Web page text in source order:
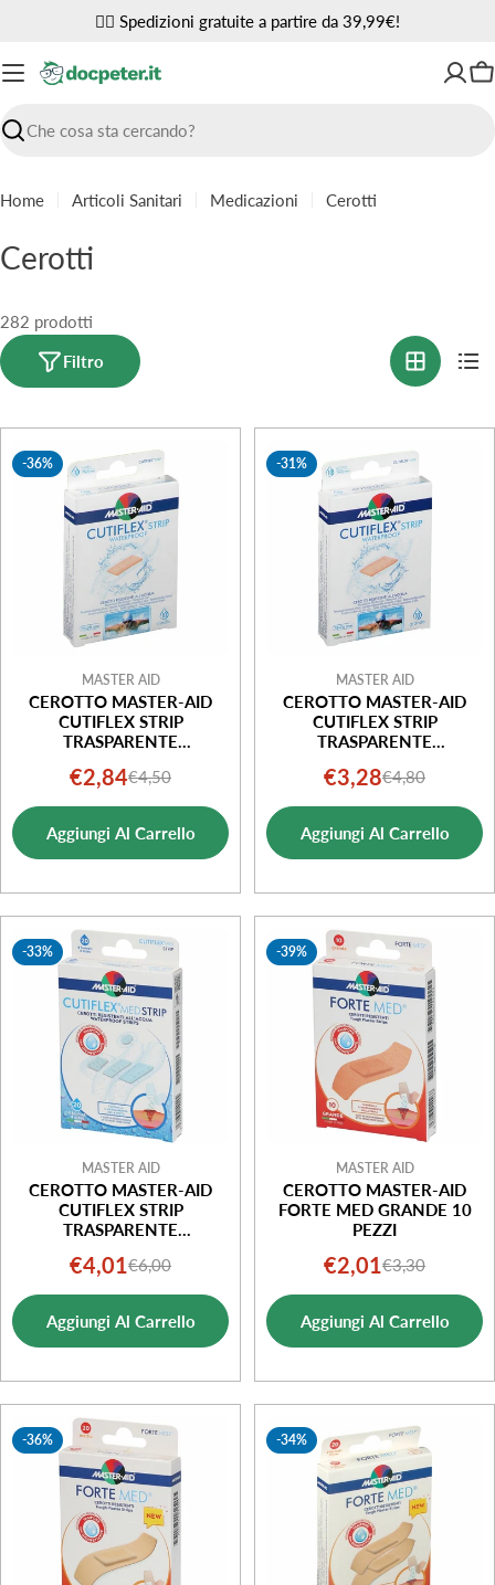
contenuto
✌🏼 Spedizioni gratuite a partire da 39,99€!
Ricerca
Home Articoli Sanitari Medicazioni Cerotti
C
l
l
z
Cerotti
282 prodotti
Filtro
-36%
MASTER AID
CEROTTO MASTER-AID
CUTIFLEX STRIP
TRASPARENTE
IN POLIURETANO MEDIO
Prezzo
di
vendita
€2,84Prezzo
normale
€4,50
Aggiungi Al Carrello
-31%
MASTER AID
CEROTTO MASTER-AID
CUTIFLEX STRIP
TRASPARENTE
IN POLIURETANO GRANDE
Prezzo
di
vendita
€3,28Prezzo
normale
€4,80
Aggiungi Al Carrello
-33%
MASTER AID
CEROTTO MASTER-AID
CUTIFLEX STRIP
TRASPARENTE
IN POLIURETANO 4
Prezzo
di
vendita
€4,01Prezzo
normale
€6,00
Aggiungi Al Carrello
-39%
MASTER AID
CEROTTO MASTER-AID
FORTE MED GRANDE 10
PEZZI
Prezzo
di
vendita
€2,01Prezzo
normale
€3,30
Aggiungi Al Carrello
-36% -34%